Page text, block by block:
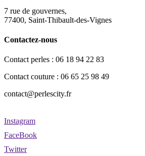
7 rue de gouvernes,
77400, Saint-Thibault-des-Vignes
Contactez-nous
Contact perles : 06 18 94 22 83
Contact couture : 06 65 25 98 49
contact@perlescity.fr
Instagram
FaceBook
Twitter